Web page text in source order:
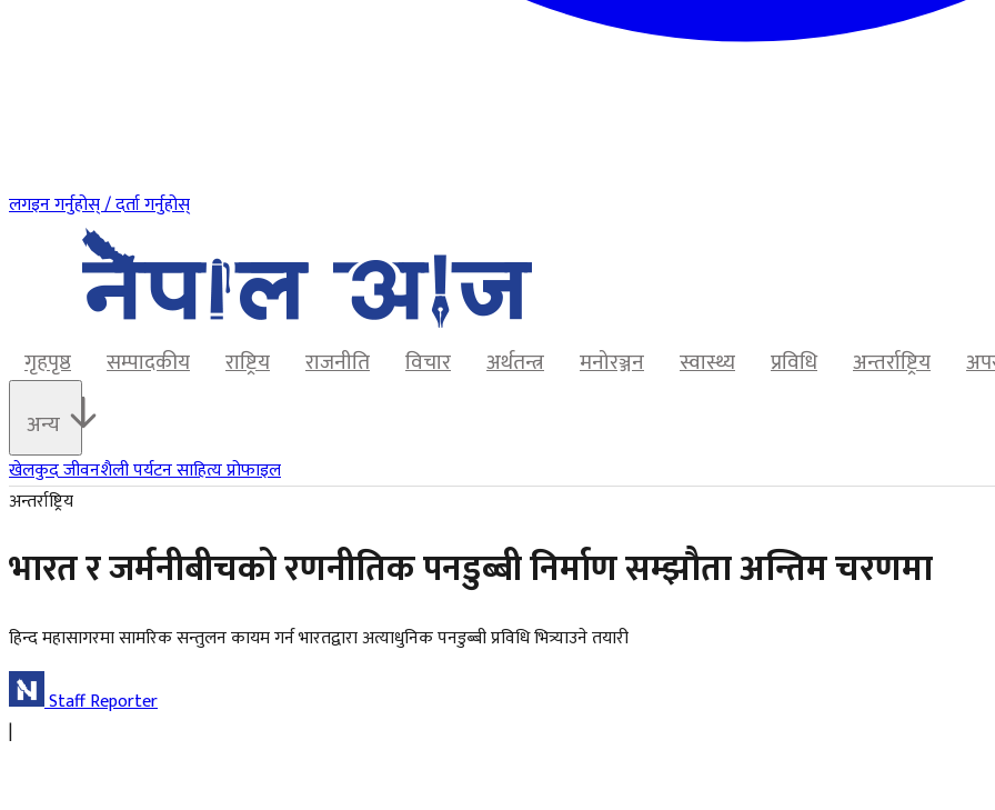
लगइन गर्नुहोस् / दर्ता गर्नुहोस्
गृहपृष्ठ सम्पादकीय राष्ट्रिय राजनीति विचार अर्थतन्त्र मनोरञ्जन स्वास्थ्य प्रविधि अन्तर्राष्ट्रिय
अन्य
खेलकुदजीवनशैलीपर्यटनसाहित्यप्रोफाइल
अन्तर्राष्ट्रिय
भारत र जर्मनीबीचको रणनीतिक पनडुब्बी निर्माण सम्झौता अन्तिम चरणमा
हिन्द महासागरमा सामरिक सन्तुलन कायम गर्न भारतद्वारा अत्याधुनिक पनडुब्बी प्रविधि भित्र्याउने तयारी
Staff Reporter
|